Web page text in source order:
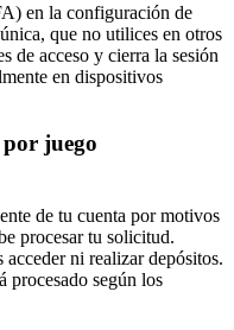
en la configuración de
que no utilices en otros
de acceso y cierra la sesión
en dispositivos
juego
de tu cuenta por motivos
procesar tu solicitud.
ni realizar depósitos.
procesado según los